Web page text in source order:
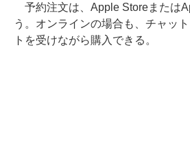
予約注文は、Apple Storeまたは
う。オンラインの場合も、チャッ
トを受けながら購入できる。